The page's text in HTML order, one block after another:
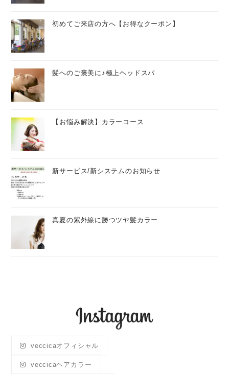
初めてご来店の方へ【お得なクーポン】
髪へのご褒美に♪極上ヘッドスパ
【お悩み解決】カラーコース
新サービス/新システムのお知らせ
真夏の紫外線に勝つツヤ髪カラー
veccicaオフィシャル
veccicaヘアカラー